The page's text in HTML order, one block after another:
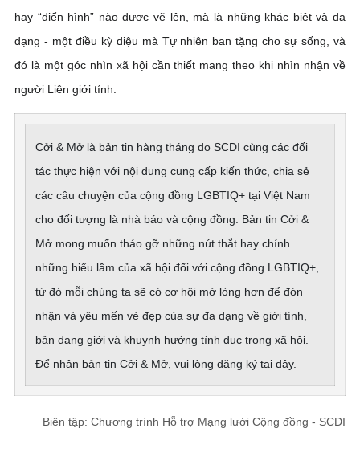
hay “điển hình” nào được vẽ lên, mà là những khác biệt và đa
dạng - một điều kỳ diệu mà Tự nhiên ban tặng cho sự sống, và
đó là một góc nhìn xã hội cần thiết mang theo khi nhìn nhận về
người Liên giới tính.
Cởi & Mở là bản tin hàng tháng do SCDI cùng các đối
tác thực hiện với nội dung cung cấp kiến thức, chia sẻ
các câu chuyện của cộng đồng LGBTIQ+ tại Việt Nam
cho đối tượng là nhà báo và cộng đồng. Bản tin Cởi &
Mở mong muốn tháo gỡ những nút thắt hay chính
những hiểu lầm của xã hội đối với cộng đồng LGBTIQ+,
từ đó mỗi chúng ta sẽ có cơ hội mở lòng hơn để đón
nhận và yêu mến vẻ đẹp của sự đa dạng về giới tính,
bản dạng giới và khuynh hướng tính dục trong xã hội.
Để nhận bản tin Cởi & Mở, vui lòng đăng ký tại đây.
Biên tập: Chương trình Hỗ trợ Mạng lưới Cộng đồng - SCDI